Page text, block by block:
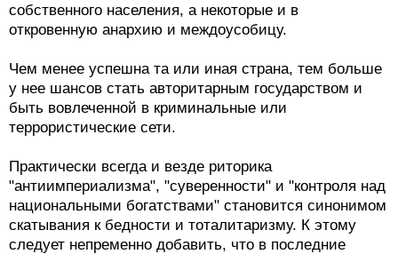
собственного населения, а некоторые и в
откровенную анархию и междоусобицу.
Чем менее успешна та или иная страна, тем больше
у нее шансов стать авторитарным государством и
быть вовлеченной в криминальные или
террористические сети.
Практически всегда и везде риторика
"антиимпериализма", "суверенности" и "контроля над
национальными богатствами" становится синонимом
скатывания к бедности и тоталитаризму. К этому
следует непременно добавить, что в последние